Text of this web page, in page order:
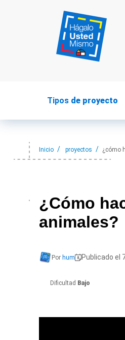
Tipos de proyecto
Inicio proyectos ¿cómo
¿Cómo
animales?
Por hum Publicado el
Dificultad Bajo